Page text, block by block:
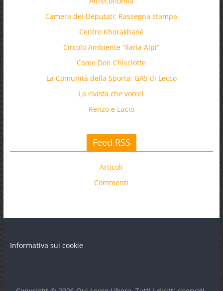
Camera dei Deputati: Rassegna stampa
Centro Khorakhanè
Circolo Ambiente “Ilaria Alpi”
Come Don Chisciotte
La Comunità della Sporta: GAS di Lecco
La rivista che vorrei
Renzo e Lucio
Feed RSS
Articoli
Commenti
Informativa sui cookie